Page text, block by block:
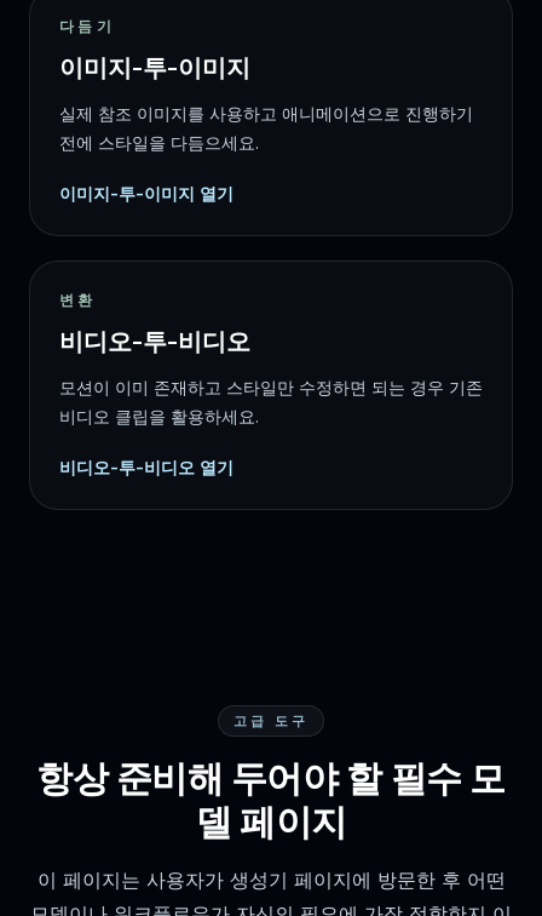
다듬기
이미지-투-이미지
실제 참조 이미지를 사용하고 애니메이션으로 진행하기
전에 스타일을 다듬으세요.
이미지-투-이미지 열기
변환
비디오-투-비디오
모션이 이미 존재하고 스타일만 수정하면 되는 경우 기존
비디오 클립을 활용하세요.
비디오-투-비디오 열기
고급 도구
항상 준비해 두어야 할 필수 모
델 페이지
이 페이지는 사용자가 생성기 페이지에 방문한 후 어떤